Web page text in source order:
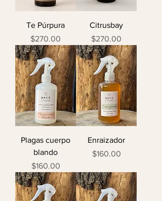
Te Púrpura
Precio
$270.00
Citrusbay
Precio
$270.00
Plagas cuerpo
blando
Precio
$160.00
Enraizador
Precio
$160.00